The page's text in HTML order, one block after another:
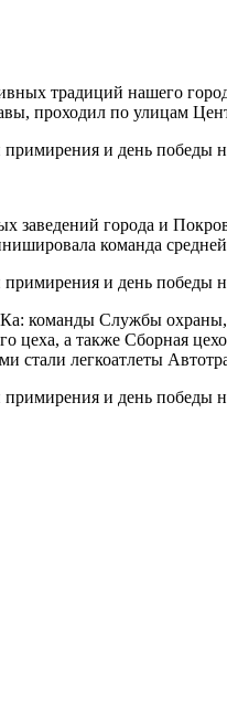
традиций нашего
проходил по улицам
заведений города и
команда
команды Службы
цеха, а также Сборная
стали легкоатлеты